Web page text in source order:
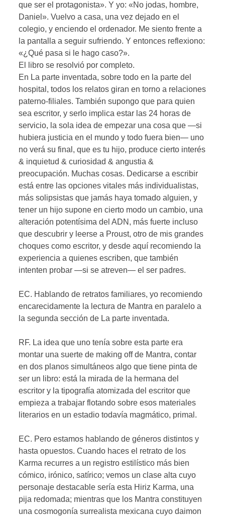
que ser el protagonista». Y yo: «No jodas, hombre,
Daniel». Vuelvo a casa, una vez dejado en el
colegio, y enciendo el ordenador. Me siento frente a
la pantalla a seguir sufriendo. Y entonces reflexiono:
«¿Qué pasa si le hago caso?».
El libro se resolvió por completo.
En La parte inventada, sobre todo en la parte del
hospital, todos los relatos giran en torno a relaciones
paterno-filiales. También supongo que para quien
sea escritor, y serlo implica estar las 24 horas de
servicio, la sola idea de empezar una cosa que —si
hubiera justicia en el mundo y todo fuera bien— uno
no verá su final, que es tu hijo, produce cierto interés
& inquietud & curiosidad & angustia &
preocupación. Muchas cosas. Dedicarse a escribir
está entre las opciones vitales más individualistas,
más solipsistas que jamás haya tomado alguien, y
tener un hijo supone en cierto modo un cambio, una
alteración potentísima del ADN, más fuerte incluso
que descubrir y leerse a Proust, otro de mis grandes
choques como escritor, y desde aquí recomiendo la
experiencia a quienes escriben, que también
intenten probar —si se atreven— el ser padres.
EC. Hablando de retratos familiares, yo recomiendo
encarecidamente la lectura de Mantra en paralelo a
la segunda sección de La parte inventada.
RF. La idea que uno tenía sobre esta parte era
montar una suerte de making off de Mantra, contar
en dos planos simultáneos algo que tiene pinta de
ser un libro: está la mirada de la hermana del
escritor y la tipografía atomizada del escritor que
empieza a trabajar flotando sobre esos materiales
literarios en un estadio todavía magmático, primal.
EC. Pero estamos hablando de géneros distintos y
hasta opuestos. Cuando haces el retrato de los
Karma recurres a un registro estilístico más bien
cómico, irónico, satírico; vemos un clase alta cuyo
personaje destacable sería esta Hiriz Karma, una
pija redomada; mientras que los Mantra constituyen
una cosmogonía surrealista mexicana cuyo daimon